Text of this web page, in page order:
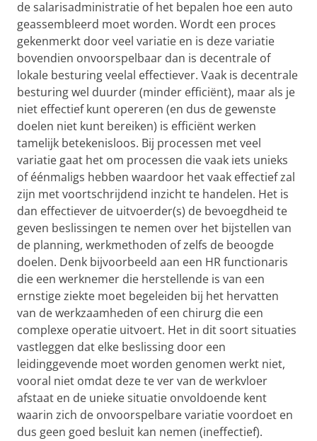
de salarisadministratie of het bepalen hoe een auto
geassembleerd moet worden. Wordt een proces
gekenmerkt door veel variatie en is deze variatie
bovendien onvoorspelbaar dan is decentrale of
lokale besturing veelal effectiever. Vaak is decentrale
besturing wel duurder (minder efficiënt), maar als je
niet effectief kunt opereren (en dus de gewenste
doelen niet kunt bereiken) is efficiënt werken
tamelijk betekenisloos. Bij processen met veel
variatie gaat het om processen die vaak iets unieks
of éénmaligs hebben waardoor het vaak effectief zal
zijn met voortschrijdend inzicht te handelen. Het is
dan effectiever de uitvoerder(s) de bevoegdheid te
geven beslissingen te nemen over het bijstellen van
de planning, werkmethoden of zelfs de beoogde
doelen. Denk bijvoorbeeld aan een HR functionaris
die een werknemer die herstellende is van een
ernstige ziekte moet begeleiden bij het hervatten
van de werkzaamheden of een chirurg die een
complexe operatie uitvoert. Het in dit soort situaties
vastleggen dat elke beslissing door een
leidinggevende moet worden genomen werkt niet,
vooral niet omdat deze te ver van de werkvloer
afstaat en de unieke situatie onvoldoende kent
waarin zich de onvoorspelbare variatie voordoet en
dus geen goed besluit kan nemen (ineffectief).